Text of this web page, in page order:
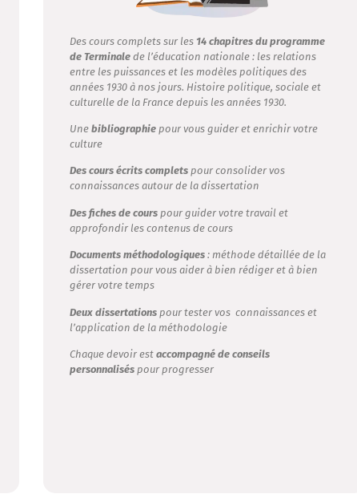
Des cours complets sur les 14 chapitres du programme
de Terminalede l’éducation nationale : les relations
entre les puissances et les modèles politiques des
années 1930 à nos jours. Histoire politique, sociale et
culturelle de la France depuis les années 1930.
Une bibliographie pour vous guider et enrichir votre
culture
Des cours écrits completspour consolider vos
connaissances autour de la dissertation
Des fiches de cours pour guider votre travail et
approfondir les contenus de cours
Documents méthodologiques: méthode détaillée de la
dissertation pour vous aider à bien rédiger et à bien
gérer votre temps
Deux dissertations pour tester vos connaissances et
l’application de la méthodologie
Chaque devoir est accompagné de conseils
personnaliséspour progresser